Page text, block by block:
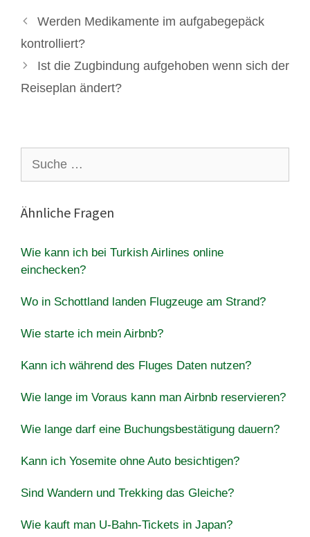
Werden Medikamente im aufgabegepäck
kontrolliert?
Ist die Zugbindung aufgehoben wenn sich der
Reiseplan ändert?
nach:
Ähnliche Fragen
Wie kann ich bei Turkish Airlines online
einchecken?
Wo in Schottland landen Flugzeuge am Strand?
Wie starte ich mein Airbnb?
Kann ich während des Fluges Daten nutzen?
Wie lange im Voraus kann man Airbnb reservieren?
Wie lange darf eine Buchungsbestätigung dauern?
Kann ich Yosemite ohne Auto besichtigen?
Sind Wandern und Trekking das Gleiche?
Wie kauft man U-Bahn-Tickets in Japan?